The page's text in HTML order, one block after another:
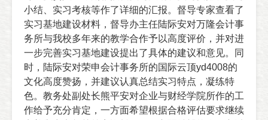
小结、实习考核等作了详细的汇报。督导专家查看了
实习基地建设材料，督导办主任陆际安对万隆会计事
务所与我校多年来的教学合作予以高度评价，并对进
一步完善实习基地建设提出了具体的建议和意见。同
时，陆际安对荣申会计事务所的国际云顶yd4008的
文化高度赞扬，并建议认真总结实习特点，凝练特
色。教务处副处长熊平安对企业与财经学院所作的工
作给予充分肯定，一方面希望根据合格评估要求继续